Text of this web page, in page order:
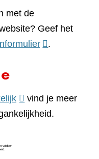
met de
Geef het
(verwijst
website)
.
(verwijst
naar
vind je meer